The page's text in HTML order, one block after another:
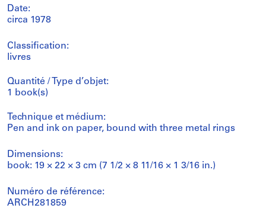
Date:
circa 1978
Classification:
livres
Quantité / Type d’objet:
1 book(s)
Technique et médium:
Pen and ink on paper, bound with three metal rings
Dimensions:
book: 19 × 22 × 3 cm (7 1/2 × 8 11/16 × 1 3/16 in.)
Numéro de référence:
ARCH281859